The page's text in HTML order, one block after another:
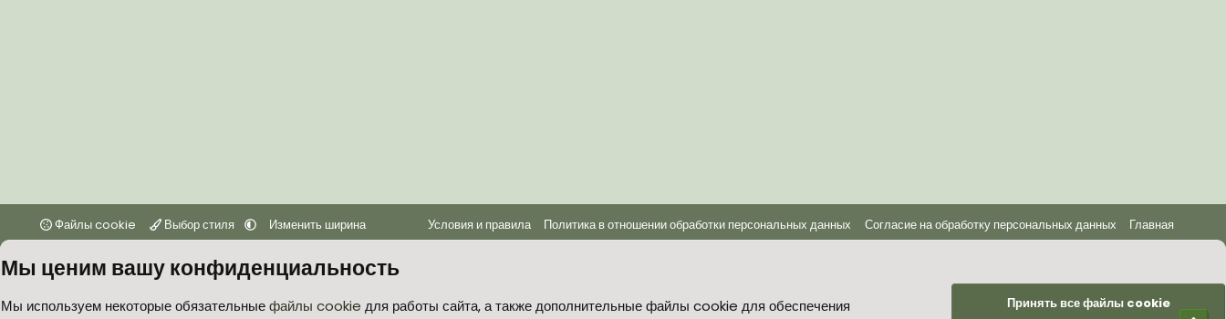
Файлы cookie Выбор стиля Изменить ширина Условия и правила Политика в отношении обработки персональных данных Согласие на обработку персональных данных Главная
Мы ценим вашу конфиденциальность
Мы используем некоторые обязательныефайлы cookie для работы сайта, а также дополнительные файлы cookie для обеспечения
Принять все файлы cookie